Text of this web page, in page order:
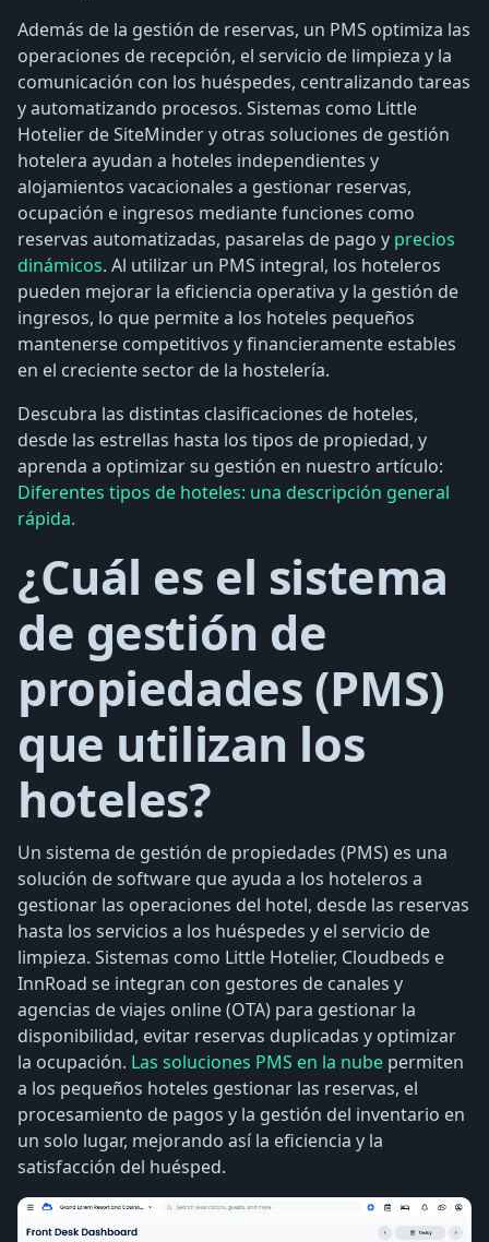
Además de la gestión de reservas, un PMS optimiza las
operaciones de recepción, el servicio de limpieza y la
comunicación con los huéspedes, centralizando tareas
y automatizando procesos. Sistemas como Little
Hotelier de SiteMinder y otras soluciones de gestión
hotelera ayudan a hoteles independientes y
alojamientos vacacionales a gestionar reservas,
ocupación e ingresos mediante funciones como
reservas automatizadas, pasarelas de pago y precios
dinámicos. Al utilizar un PMS integral, los hoteleros
pueden mejorar la eficiencia operativa y la gestión de
ingresos, lo que permite a los hoteles pequeños
mantenerse competitivos y financieramente estables
en el creciente sector de la hostelería.
Descubra las distintas clasificaciones de hoteles,
desde las estrellas hasta los tipos de propiedad, y
aprenda a optimizar su gestión en nuestro artículo:
Diferentes tipos de hoteles: una descripción general
rápida.
¿Cuál es el sistema
de gestión de
propiedades (PMS)
que utilizan los
hoteles?
Un sistema de gestión de propiedades (PMS) es una
solución de software que ayuda a los hoteleros a
gestionar las operaciones del hotel, desde las reservas
hasta los servicios a los huéspedes y el servicio de
limpieza. Sistemas como Little Hotelier, Cloudbeds e
InnRoad se integran con gestores de canales y
agencias de viajes online (OTA) para gestionar la
disponibilidad, evitar reservas duplicadas y optimizar
la ocupación. Las soluciones PMS en la nube permiten
a los pequeños hoteles gestionar las reservas, el
procesamiento de pagos y la gestión del inventario en
un solo lugar, mejorando así la eficiencia y la
satisfacción del huésped.